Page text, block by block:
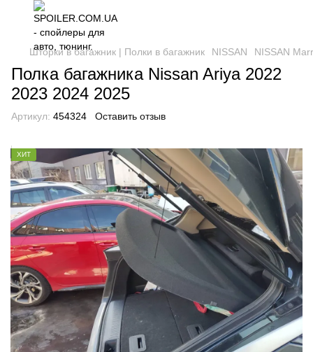
Шторки в багажник | Полки в багажник NISSAN NISSAN
Полка багажника Nissan Ariya 2022
2023 2024 2025
Артикул: 454324 Оставить отзыв
ХИТ